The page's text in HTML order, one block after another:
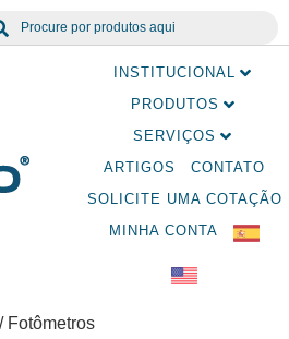
INSTITUCIONAL
PRODUTOS
SERVIÇOS
ARTIGOS
CONTATO
SOLICITE UMA COTAÇÃO
MINHA CONTA
/ Fotômetros